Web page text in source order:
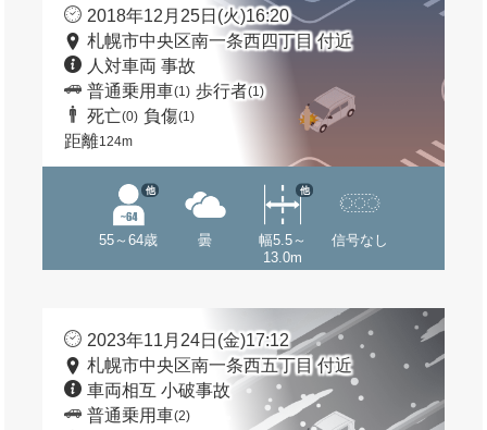
2018年12月25日(火)16:20
札幌市中央区南一条西四丁目 付近
人対車両 事故
普通乗用車(1) 歩行者(1)
死亡(0) 負傷(1)
距離124m
55～64歳
他
曇
幅5.5～
13.0m
他
信号なし
2023年11月24日(金)17:12
札幌市中央区南一条西五丁目 付近
車両相互 小破事故
普通乗用車(2)